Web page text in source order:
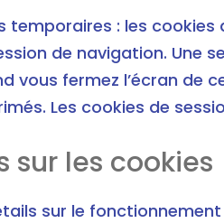
temporaires : les
de navigation. Une
vous fermez l’écran de
Les cookies de
sur les cookies
sur le